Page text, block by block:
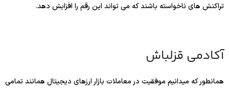
تراکنش های ناخواسته باشند که می تواند این رقم را افزایش دهد.
آکادمی قزلباش
همانطور که میدانیم موفقیت در معاملات بازار ارزهای دیجیتال همانند تمامی